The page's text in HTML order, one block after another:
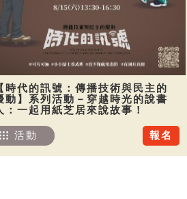
【時代的訊號：傳播技術與民主的
動】系列活動－穿越時光的說書
：一起用紙芝居來說故事！
報名
活動